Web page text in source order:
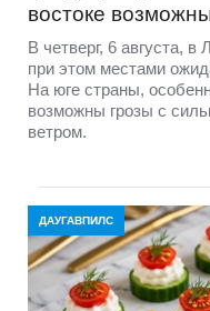
востоке
В четверг, 6 августа, в
при этом местами
На юге страны,
возможны грозы с
ветром.
ДАУГАВПИЛС